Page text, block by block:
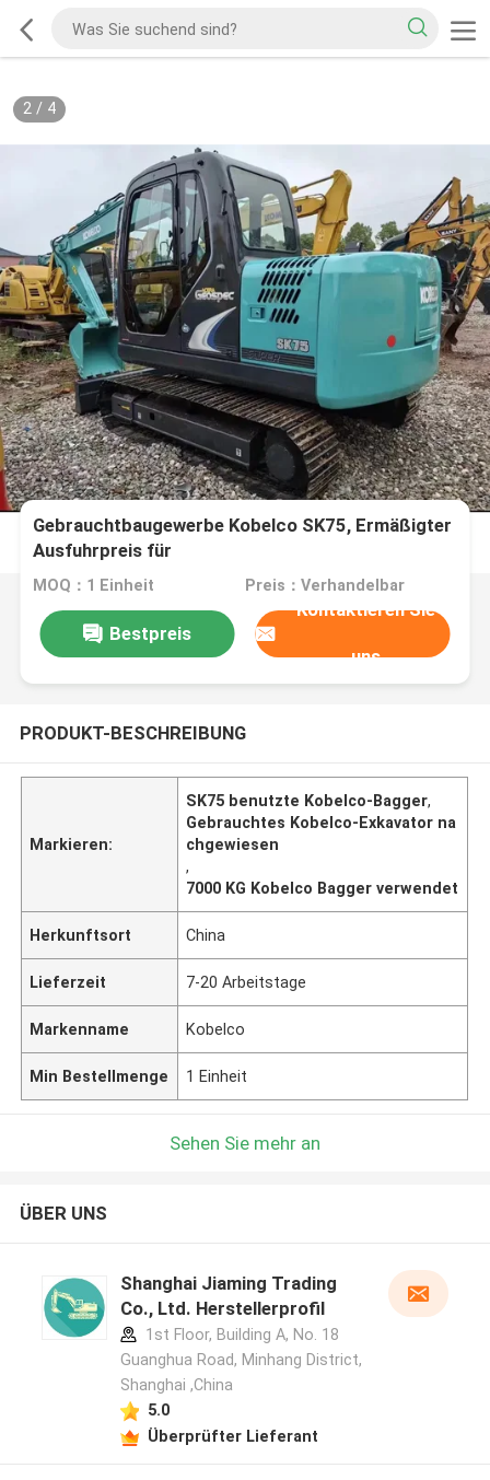
2/ 4
Gebrauchtbaugewerbe Kobelco SK75, Ermäßigter
Ausfuhrpreis für
MOQ：1 Einheit Preis：Verhandelbar
Bestpreis
Kontaktieren Sie
uns
PRODUKT-BESCHREIBUNG
Markieren:
SK75 benutzte Kobelco-Bagger,
Gebrauchtes Kobelco-Exkavator na
chgewiesen
,
7000 KG Kobelco Bagger verwendet
Herkunftsort China
Lieferzeit 7-20 Arbeitstage
Markenname Kobelco
Min Bestellmenge 1 Einheit
Sehen Sie mehr an
ÜBER UNS
Shanghai Jiaming Trading
Co., Ltd. Herstellerprofil
1st Floor, Building A, No. 18
Guanghua Road, Minhang District,
Shanghai ,China
5.0
Überprüfter Lieferant